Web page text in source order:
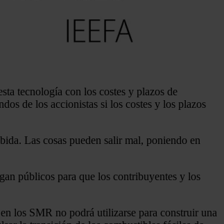
tecnología con los costes y plazos de
de los accionistas si los costes y los plazos
Las cosas pueden salir mal, poniendo en
públicos para que los contribuyentes y los
los SMR no podrá utilizarse para construir una